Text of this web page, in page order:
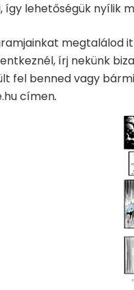
így lehetőségük nyílik
megtalálod
írj nekünk
fel benned vagy
címen.